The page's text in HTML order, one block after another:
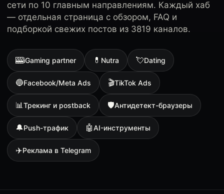
сети по 10 главным направлениям. Каждый хаб
— отдельная страница с обзором, FAQ и
подборкой свежих постов из 3819 каналов.
🎰iGaming partner 💊 Nutra 💘Dating
🔵Facebook/Meta Ads 🎬TikTok Ads
📊Трекинг и postback 🛡Антидетект-браузеры
🔔Push-трафик 🤖AI-инструменты
✈️Реклама в Telegram